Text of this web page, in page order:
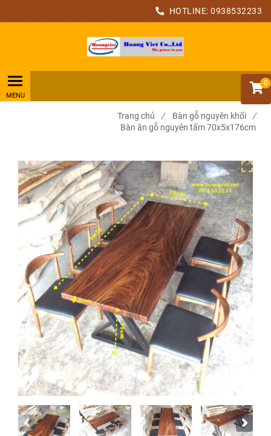
HOTLINE: 0938532233
0
Trang chủ / Bàn gỗ nguyên khối
/
Bàn ăn gỗ nguyên tấm 70x5x176cm